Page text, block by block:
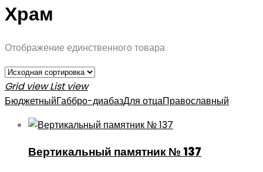
Храм
Отображение единственного товара
Grid view List view
БюджетныйГаббро-диабазДля отцаПравославный
Вертикальный памятник № 137